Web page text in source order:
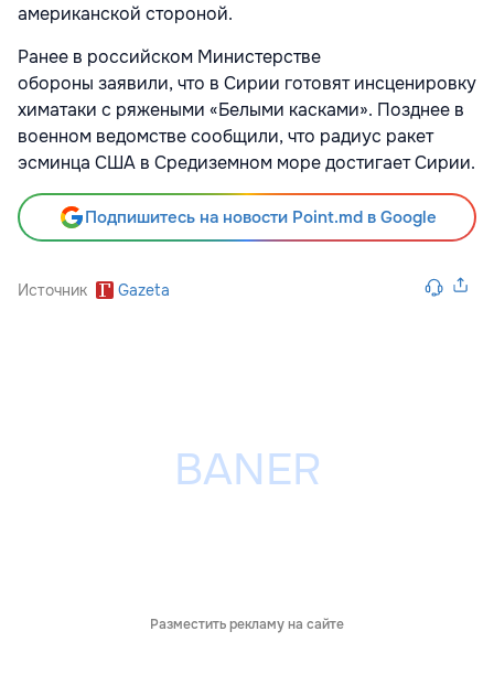
американской стороной.
Ранее в российском Министерстве
обороны заявили, что в Сирии готовят инсценировку
химатаки с ряжеными «Белыми касками». Позднее в
военном ведомстве сообщили, что радиус ракет
эсминца США в Средиземном море достигает Сирии.
Подпишитесь на новости Point.md в Google
Источник Gazeta
Разместить рекламу на сайте